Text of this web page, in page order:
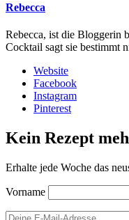
Rebecca
Rebecca, ist die Bloggerin
Cocktail sagt sie bestimmt
Website
Facebook
Instagram
Pinterest
Kein Rezept
Erhalte jede Woche das
Vorname